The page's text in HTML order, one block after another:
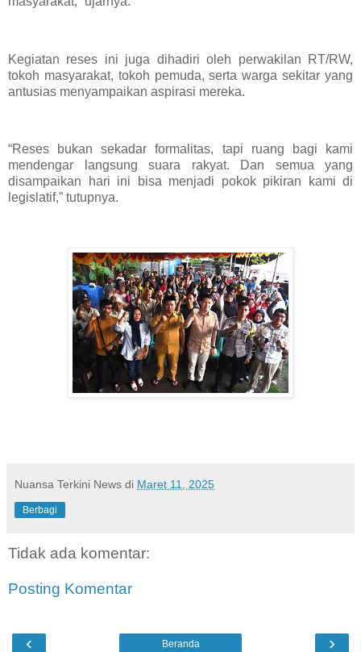
Kegiatan reses ini juga dihadiri oleh perwakilan RT/RW,
tokoh masyarakat, tokoh pemuda, serta warga sekitar yang
antusias menyampaikan aspirasi mereka.
“Reses bukan sekadar formalitas, tapi ruang bagi kami
mendengar langsung suara rakyat. Dan semua yang
disampaikan hari ini bisa menjadi pokok pikiran kami di
legislatif,” tutupnya.
Nuansa Terkini News di Maret 11, 2025
Berbagi
Tidak ada komentar:
Posting Komentar
‹ ›
Beranda